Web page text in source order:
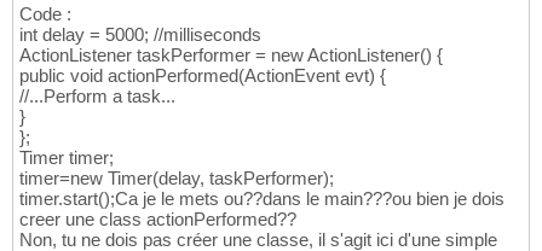
26
27
28
29
30
this.setVisible(true);
}
Code :
int delay = 5000; //milliseconds
ActionListener taskPerformer = new ActionListener() {
public void actionPerformed(ActionEvent evt) {
//...Perform a task...
}
};
Timer timer;
timer=new Timer(delay, taskPerformer);
timer.start();Ca je le mets ou??dans le main???ou bien je dois
creer une class actionPerformed??
Non, tu ne dois pas créer une classe, il s'agit ici d'une simple